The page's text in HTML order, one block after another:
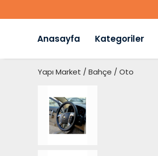
Anasayfa Kategoriler
Yapı Market / Bahçe / Oto